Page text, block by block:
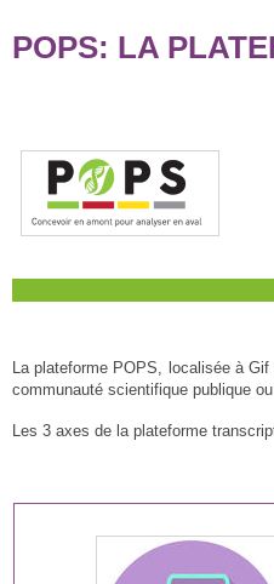
POPS: LA
La plateforme POPS, localisée à
communauté scientifique publique
Les 3 axes de la plateforme